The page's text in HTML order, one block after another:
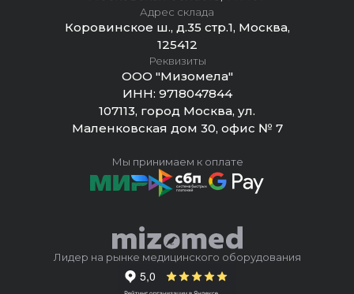
Адрес склада
Коровинское ш., д.35 стр.1, Москва,
125412
Реквизиты
ООО "Мизомела"
ИНН: 9718047844
107113, город Москва, ул.
Маленковская дом 30, офис № 7
Лидер на рынке медицинского оборудования
Мы принимаем к оплате